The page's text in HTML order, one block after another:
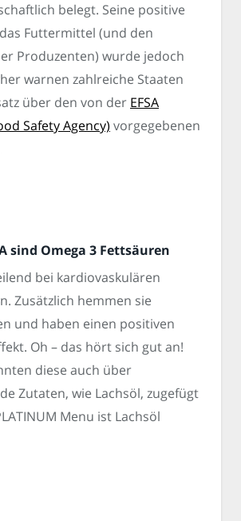
belegt. Seine positive
Futtermittel (und den
Produzenten) wurde jedoch
warnen zahlreiche Staaten
über den von der EFSA
Safety Agency) vorgegebenen
sind Omega 3 Fettsäuren
bei kardiovaskulären
Zusätzlich hemmen sie
und haben einen positiven
Oh – das hört sich gut an!
diese auch über
Zutaten, wie Lachsöl, zugefügt
Menu ist Lachsöl